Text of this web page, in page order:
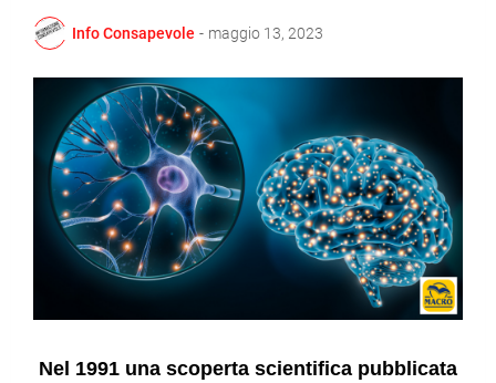
Info Consapevole - maggio 13, 2023
Nel 1991 una scoperta scientifica pubblicata